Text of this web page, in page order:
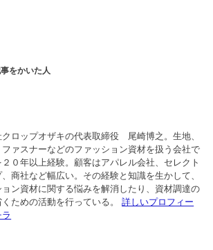
をかいた人
クロップオザキの代表取締役 尾崎博之。生地、
ファスナーなどのファッション資材を扱う会社で
０年以上経験。顧客はアパレル会社、セレクト
商社など幅広い。その経験と知識を生かして、
ョン資材に関する悩みを解消したり、資材調達の
くための活動を行っている。詳しいプロフィー